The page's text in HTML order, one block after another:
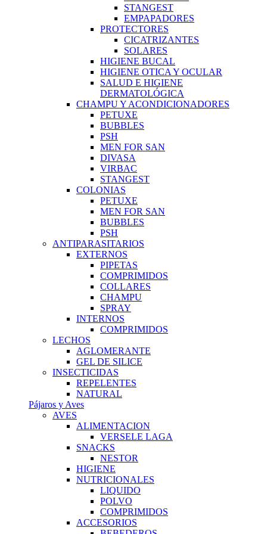
STANGEST
EMPAPADORES
PROTECTORES
CICATRIZANTES
SOLARES
HIGIENE BUCAL
HIGIENE OTICA Y OCULAR
SALUD E HIGIENE
DERMATOLÓGICA
CHAMPU Y ACONDICIONADORES
PETUXE
BUBBLES
PSH
MEN FOR SAN
DIVASA
VIRBAC
STANGEST
COLONIAS
PETUXE
MEN FOR SAN
BUBBLES
PSH
ANTIPARASITARIOS
EXTERNOS
PIPETAS
COMPRIMIDOS
COLLARES
CHAMPU
SPRAY
INTERNOS
COMPRIMIDOS
LECHOS
AGLOMERANTE
GEL DE SILICE
INSECTICIDAS
REPELENTES
NATURAL
Pájaros y Aves
AVES
ALIMENTACION
VERSELE LAGA
SNACKS
NESTOR
HIGIENE
NUTRICIONALES
LIQUIDO
POLVO
COMPRIMIDOS
ACCESORIOS